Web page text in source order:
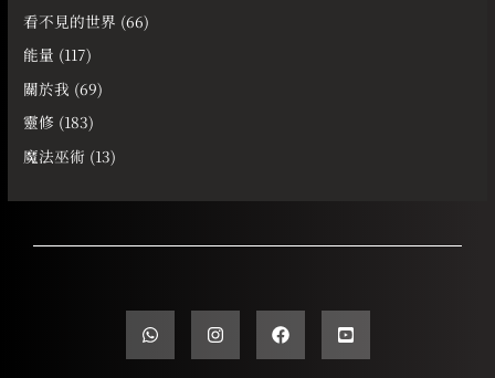
看不見的世界 (66)
能量 (117)
關於我 (69)
靈修 (183)
魔法巫術 (13)